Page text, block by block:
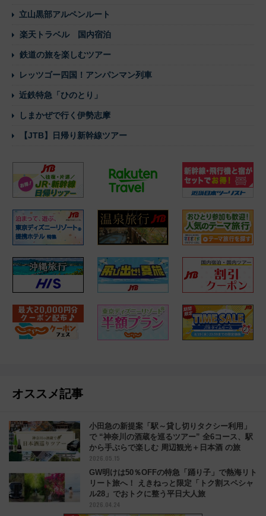
立山黒部アルペンルート
楽天トラベル 国内宿泊
鉄道の旅を楽しむツアー
レッツゴー四国！アンパンマン列車
近鉄特急「ひのとり」
しまかぜで行く伊勢志摩
【JTB】日帰り新幹線ツアー
オススメ記事
小田急の新提案「駅～貸し切りタクシー利用」
で “神奈川の酒蔵を巡るツアー” 全6コース、駅
から手ぶらで楽しむ 周辺観光＋日本酒 の旅
2026.05.15
GW明けは50％OFFの特急「踊り子」で熱海リト
リート旅へ！ えきねっと限定「トク割スペシャ
ル28」でおトクに整う平日大人旅
2026.04.24